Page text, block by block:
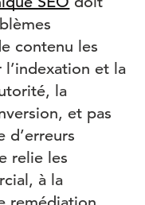
contenu les
et la
la
et pas
d’erreurs
relie les
à la